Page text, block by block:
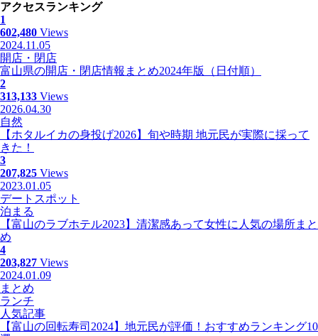
アクセスランキング
1
602,480 Views
2024.11.05
開店・閉店
富山県の開店・閉店情報まとめ2024年版（日付順）
2
313,133 Views
2026.04.30
自然
【ホタルイカの身投げ2026】旬や時期 地元民が実際に採って
きた！
3
207,825 Views
2023.01.05
デートスポット
泊まる
【富山のラブホテル2023】清潔感あって女性に人気の場所まと
め
4
203,827 Views
2024.01.09
まとめ
ランチ
人気記事
【富山の回転寿司2024】地元民が評価！おすすめランキング10